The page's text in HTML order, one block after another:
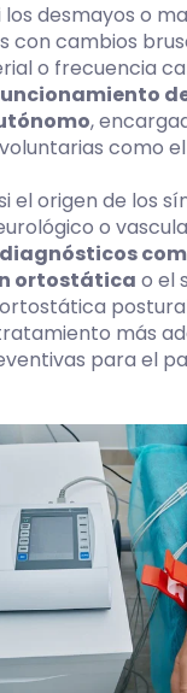
desmayos o
con cambios
o frecuencia
,
como
el origen de los
o
ortostática o el
más
para el